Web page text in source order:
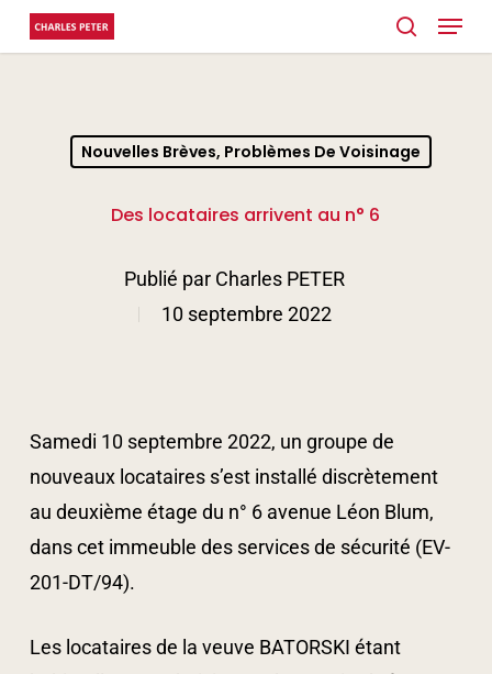
Skip
to
search
Menu
Nouvelles Brèves, Problèmes De Voisinage
Des locataires arrivent au n° 6
Publié par Charles PETER
10 septembre 2022
Samedi 10 septembre 2022, un groupe de
nouveaux locataires s’est installé discrètement
au deuxième étage du n° 6 avenue Léon Blum,
dans cet immeuble des services de sécurité (EV-
201-DT/94).
Les locataires de la veuve BATORSKI étant